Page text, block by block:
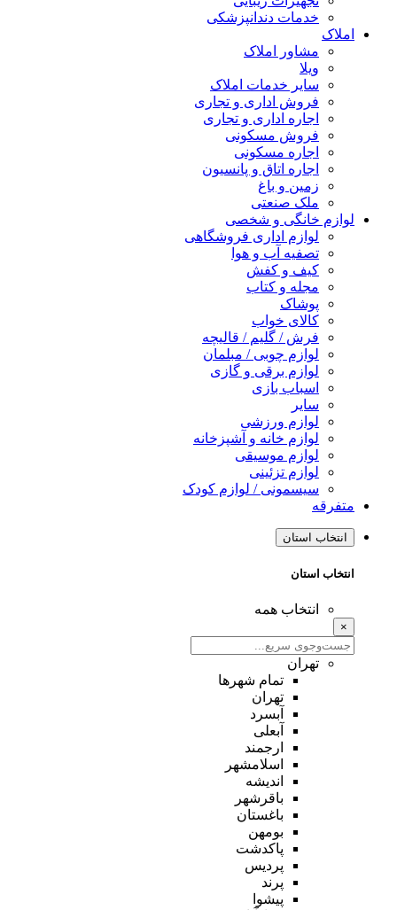
خدمات دندانپزشکی
املاک
مشاور املاک
ویلا
سایر خدمات املاک
فروش اداری و تجاری
اجاره اداری و تجاری
فروش مسکونی
اجاره مسکونی
اجاره اتاق و پانسیون
زمین و باغ
ملک صنعتی
لوازم خانگی و شخصی
لوازم اداری فروشگاهی
تصفیه آب و هوا
کیف و کفش
مجله و کتاب
پوشاک
کالای خواب
فرش / گلیم / قالیچه
لوازم چوبی / مبلمان
لوازم برقی و گازی
اسباب بازی
سایر
لوازم ورزشی
لوازم خانه و آشپزخانه
لوازم موسیقی
لوازم تزئینی
سیسمونی / لوازم کودک
متفرقه
انتخاب استان
انتخاب استان
انتخاب همه
×
تهران
تمام شهر‌ها
تهران
آبسرد
آبعلی
ارجمند
اسلامشهر
اندیشه
باقرشهر
باغستان
بومهن
پاکدشت
پردیس
پرند
پیشوا